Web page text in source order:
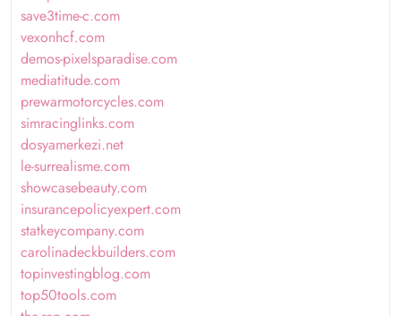
save3time-c.com
vexonhcf.com
demos-pixelsparadise.com
mediatitude.com
prewarmotorcycles.com
simracinglinks.com
dosyamerkezi.net
le-surrealisme.com
showcasebeauty.com
insurancepolicyexpert.com
statkeycompany.com
carolinadeckbuilders.com
topinvestingblog.com
top50tools.com